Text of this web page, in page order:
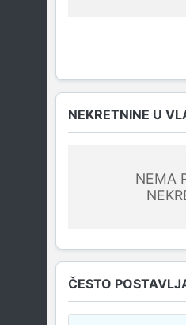
NEKRETNINE U
NEMA
ČESTO